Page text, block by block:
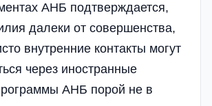
АНБ подтверждается,
далеки от совершенства,
внутренние контакты могут
через иностранные
АНБ порой не в